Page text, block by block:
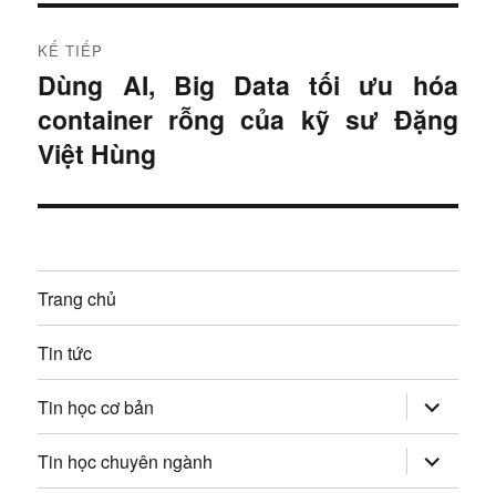
u
h
ư
g
b
à
i
v
i
t
r
ớ
c
:
KẾ TIẾP
B
à
i
i
p
:
Dùng AI, Big Data tối ưu hóa
container rỗng của kỹ sư Đặng
Việt Hùng
Trang chủ
Tin tức
Tin học cơ bản mở
rộng
trình
đơn
con
Tin học chuyên ngành mở
rộng